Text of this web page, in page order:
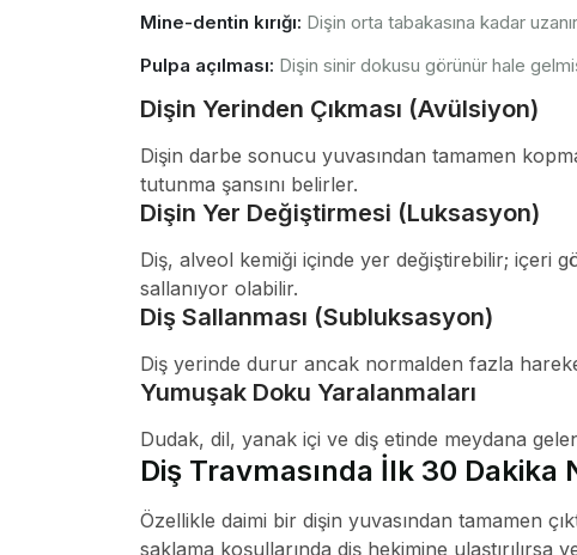
Mine-dentin kırığı: Dişin orta tabakasına kadar
Pulpa açılması: Dişin sinir dokusu görünür hale
Dişin Yerinden Çıkması (Avülsiyon)
Dişin darbe sonucu yuvasından tamamen
tutunma şansını belirler.
Dişin Yer Değiştirmesi (Luksasyon)
Diş, alveol kemiği içinde yer değiştirebilir; içeri
sallanıyor olabilir.
Diş Sallanması (Subluksasyon)
Diş yerinde durur ancak normalden fazla
Yumuşak Doku Yaralanmaları
Dudak, dil, yanak içi ve diş etinde meydana
Diş Travmasında İlk 30 Dakika
Özellikle daimi bir dişin yuvasından tamamen
saklama koşullarında diş hekimine